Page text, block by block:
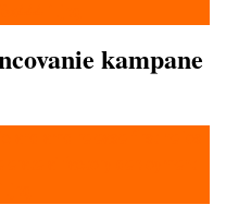
kampane